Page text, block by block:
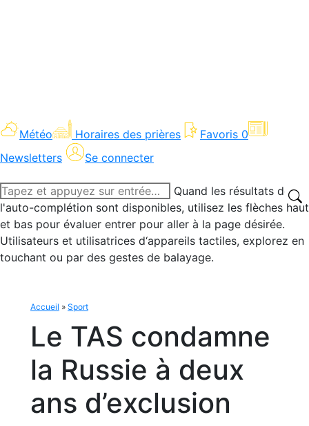
Météo Horaires des prières Favoris 0
Newsletters
Se connecter
Recherche
:
Quand les résultats de
l'auto-complétion sont disponibles, utilisez les flèches haut
et bas pour évaluer entrer pour aller à la page désirée.
Utilisateurs et utilisatrices d‘appareils tactiles, explorez en
touchant ou par des gestes de balayage.
Accueil » Sport
Le TAS condamne
la Russie à deux
ans d’exclusion